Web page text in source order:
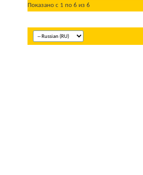
Показано с 1 по 6 из 6